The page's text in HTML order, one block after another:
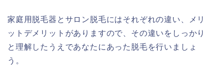
家庭用脱毛器とサロン脱毛にはそれぞれの違い、メリ
ットデメリットがありますので、その違いをしっかり
と理解したうえであなたにあった脱毛を行いましょ
う。